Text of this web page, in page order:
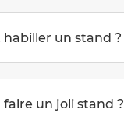
un stand ?
un joli stand ?